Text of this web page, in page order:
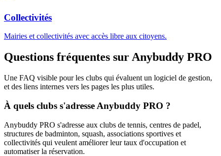
Collectivités
Mairies et collectivités avec accès libre aux citoyens.
Questions fréquentes sur Anybuddy PRO
Une FAQ visible pour les clubs qui évaluent un logiciel de gestion,
et des liens internes vers les pages les plus utiles.
À quels clubs s'adresse Anybuddy PRO ?
Anybuddy PRO s'adresse aux clubs de tennis, centres de padel,
structures de badminton, squash, associations sportives et
collectivités qui veulent améliorer leur taux d'occupation et
automatiser la réservation.